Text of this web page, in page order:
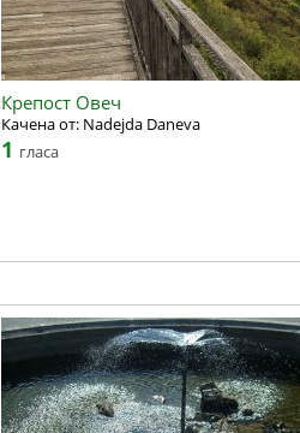
Крепост Овеч
Качена от: Nadejda Daneva
1 гласа